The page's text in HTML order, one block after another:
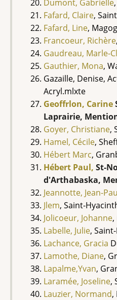
Dumont, Gabrielle
Fafard, Claire,
Fafard, Line, Magog
Francoeur, Richère
Gaudreau, Marle-
Gauthier, Mona,
Gazaille, Denise,
Acryl.mlxte
Geoffrlon, Carine
Laprairie,
Goyer, Christiane,
Hamel, Cécile,
Hébert Marc,
Hébert Paul, St-
d'Arthabaska,
Jeannotte, Jean-
Jlem, Saint-
Jolicoeur, Johanne,
Labelle, Julie,
Lachance, Gracia
Lamothe, Diane,
Lapalme,Yvan,
Laramée, Joseline,
Lauzier, Normand,